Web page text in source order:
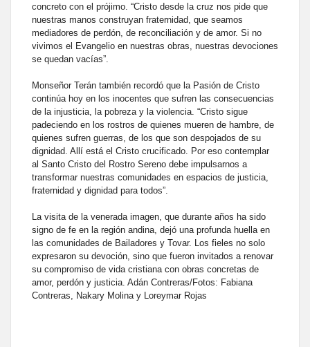
concreto con el prójimo. “Cristo desde la cruz nos pide que
nuestras manos construyan fraternidad, que seamos
mediadores de perdón, de reconciliación y de amor. Si no
vivimos el Evangelio en nuestras obras, nuestras devociones
se quedan vacías”.
Monseñor Terán también recordó que la Pasión de Cristo
continúa hoy en los inocentes que sufren las consecuencias
de la injusticia, la pobreza y la violencia. “Cristo sigue
padeciendo en los rostros de quienes mueren de hambre, de
quienes sufren guerras, de los que son despojados de su
dignidad. Allí está el Cristo crucificado. Por eso contemplar
al Santo Cristo del Rostro Sereno debe impulsarnos a
transformar nuestras comunidades en espacios de justicia,
fraternidad y dignidad para todos”.
La visita de la venerada imagen, que durante años ha sido
signo de fe en la región andina, dejó una profunda huella en
las comunidades de Bailadores y Tovar. Los fieles no solo
expresaron su devoción, sino que fueron invitados a renovar
su compromiso de vida cristiana con obras concretas de
amor, perdón y justicia. Adán Contreras/Fotos: Fabiana
Contreras, Nakary Molina y Loreymar Rojas